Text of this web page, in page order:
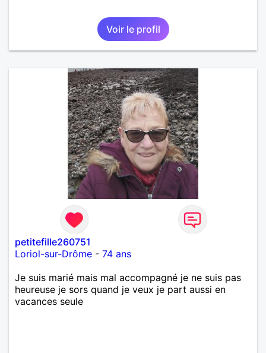
Voir le profil
petitefille260751
Loriol-sur-Drôme - 74 ans
Je suis marié mais mal accompagné je ne suis pas
heureuse je sors quand je veux je part aussi en
vacances seule